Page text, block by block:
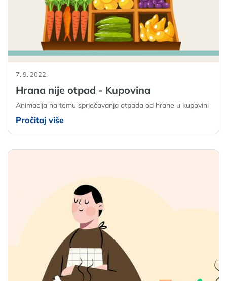
7. 9. 2022.
Hrana nije otpad - Kupovina
Animacija na temu sprječavanja otpada od hrane u kupovini
Pročitaj više